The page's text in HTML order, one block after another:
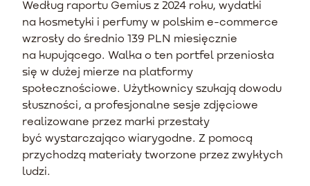
Według raportu Gemius z 2024 roku, wydatki
na kosmetyki i perfumy w polskim e-commerce
wzrosły do średnio 139 PLN miesięcznie
na kupującego. Walka o ten portfel przeniosła
się w dużej mierze na platformy
społecznościowe. Użytkownicy szukają dowodu
słuszności, a profesjonalne sesje zdjęciowe
realizowane przez marki przestały
być wystarczająco wiarygodne. Z pomocą
przychodzą materiały tworzone przez zwykłych
ludzi.